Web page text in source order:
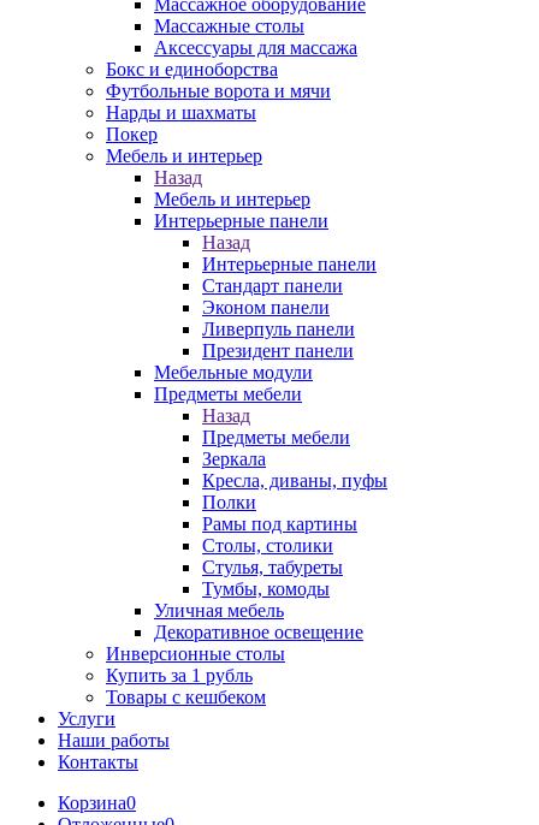
Массажное оборудование
Массажные столы
Аксессуары для массажа
Бокс и единоборства
Футбольные ворота и мячи
Нарды и шахматы
Покер
Мебель и интерьер
Назад
Мебель и интерьер
Интерьерные панели
Назад
Интерьерные панели
Стандарт панели
Эконом панели
Ливерпуль панели
Президент панели
Мебельные модули
Предметы мебели
Назад
Предметы мебели
Зеркала
Кресла, диваны, пуфы
Полки
Рамы под картины
Столы, столики
Стулья, табуреты
Тумбы, комоды
Уличная мебель
Декоративное освещение
Инверсионные столы
Купить за 1 рубль
Товары с кешбеком
Услуги
Наши работы
Контакты
Корзина0